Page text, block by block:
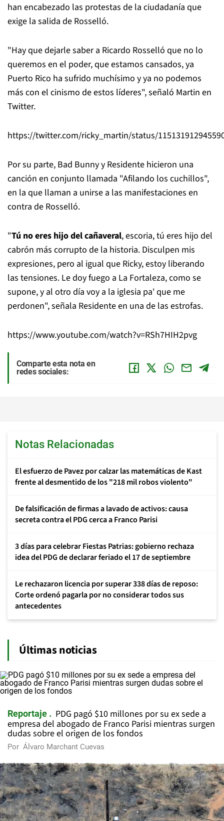
han encabezado las protestas de la ciudadanía que
exige la salida de Rosselló.
"Hay que dejarle saber a Ricardo Rosselló que no lo
queremos en el poder, que estamos cansados, ya
Puerto Rico ha sufrido muchísimo y ya no podemos
más con el cinismo de estos líderes", señaló Martin en
Twitter.
https://twitter.com/ricky_martin/status/
Por su parte, Bad Bunny y Residente hicieron una
canción en conjunto llamada "Afilando los cuchillos",
en la que llaman a unirse a las manifestaciones en
contra de Rosselló.
"Tú no eres hijo del cañaveral, escoria, tú eres hijo del
cabrón más corrupto de la historia. Disculpen mis
expresiones, pero al igual que Ricky, estoy liberando
las tensiones. Le doy fuego a La Fortaleza, como se
supone, y al otro día voy a la iglesia pa' que me
perdonen", señala Residente en una de las estrofas.
https://www.youtube.com/watch?v=RSh7HIH2pvg
Comparte esta nota en
redes sociales:
Notas Relacionadas
El esfuerzo de Pavez por calzar las matemáticas de Kast
frente al desmentido de los "218 mil robos violento"
De falsificación de firmas a lavado de activos: causa
secreta contra el PDG cerca a Franco Parisi
3 días para celebrar Fiestas Patrias: gobierno rechaza
idea del PDG de declarar feriado el 17 de septiembre
Le rechazaron licencia por superar 338 días de reposo:
Corte ordenó pagarla por no considerar todos sus
antecedentes
Últimas noticias
Reportaje
PDG pagó $10 millones por su ex sede a
empresa del abogado de Franco Parisi mientras surgen
dudas sobre el origen de los fondos
Por Álvaro Marchant Cuevas